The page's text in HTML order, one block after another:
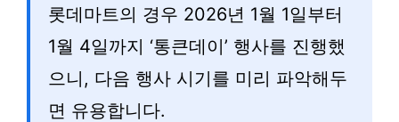
롯데마트의 경우 2026년 1월 1일부터
1월 4일까지 ‘통큰데이’ 행사를 진행했
으니, 다음 행사 시기를 미리 파악해두
면 유용합니다.